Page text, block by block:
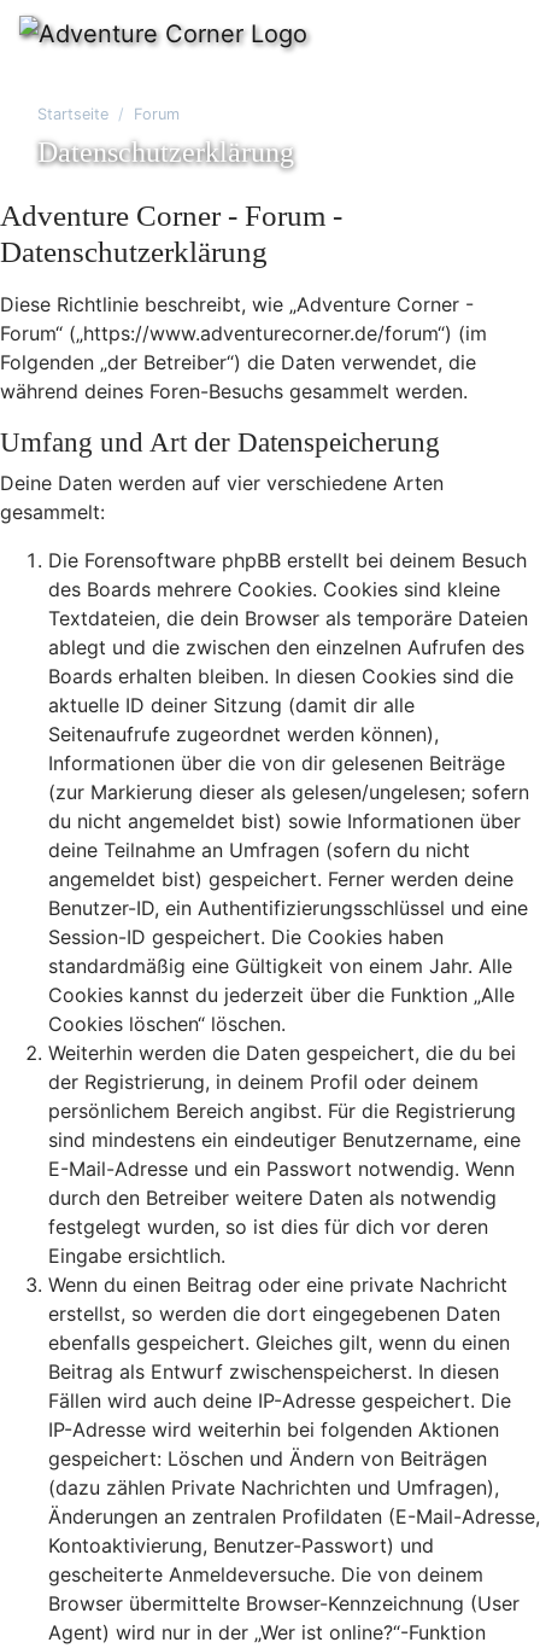
Startseite Forum
Datenschutzerklärung
Adventure Corner - Forum -
Datenschutzerklärung
Diese Richtlinie beschreibt, wie „Adventure Corner -
Forum“ („https://www.adventurecorner.de/forum“) (im
Folgenden „der Betreiber“) die Daten verwendet, die
während deines Foren-Besuchs gesammelt werden.
Umfang und Art der Datenspeicherung
Deine Daten werden auf vier verschiedene Arten
gesammelt:
Die Forensoftware phpBB erstellt bei deinem Besuch
des Boards mehrere Cookies. Cookies sind kleine
Textdateien, die dein Browser als temporäre Dateien
ablegt und die zwischen den einzelnen Aufrufen des
Boards erhalten bleiben. In diesen Cookies sind die
aktuelle ID deiner Sitzung (damit dir alle
Seitenaufrufe zugeordnet werden können),
Informationen über die von dir gelesenen Beiträge
(zur Markierung dieser als gelesen/ungelesen; sofern
du nicht angemeldet bist) sowie Informationen über
deine Teilnahme an Umfragen (sofern du nicht
angemeldet bist) gespeichert. Ferner werden deine
Benutzer-ID, ein Authentifizierungsschlüssel und eine
Session-ID gespeichert. Die Cookies haben
standardmäßig eine Gültigkeit von einem Jahr. Alle
Cookies kannst du jederzeit über die Funktion „Alle
Cookies löschen“ löschen.
Weiterhin werden die Daten gespeichert, die du bei
der Registrierung, in deinem Profil oder deinem
persönlichem Bereich angibst. Für die Registrierung
sind mindestens ein eindeutiger Benutzername, eine
E-Mail-Adresse und ein Passwort notwendig. Wenn
durch den Betreiber weitere Daten als notwendig
festgelegt wurden, so ist dies für dich vor deren
Eingabe ersichtlich.
Wenn du einen Beitrag oder eine private Nachricht
erstellst, so werden die dort eingegebenen Daten
ebenfalls gespeichert. Gleiches gilt, wenn du einen
Beitrag als Entwurf zwischenspeicherst. In diesen
Fällen wird auch deine IP-Adresse gespeichert. Die
IP-Adresse wird weiterhin bei folgenden Aktionen
gespeichert: Löschen und Ändern von Beiträgen
(dazu zählen Private Nachrichten und Umfragen),
Änderungen an zentralen Profildaten (E-Mail-Adresse,
Kontoaktivierung, Benutzer-Passwort) und
gescheiterte Anmeldeversuche. Die von deinem
Browser übermittelte Browser-Kennzeichnung (User
Agent) wird nur in der „Wer ist online?“-Funktion